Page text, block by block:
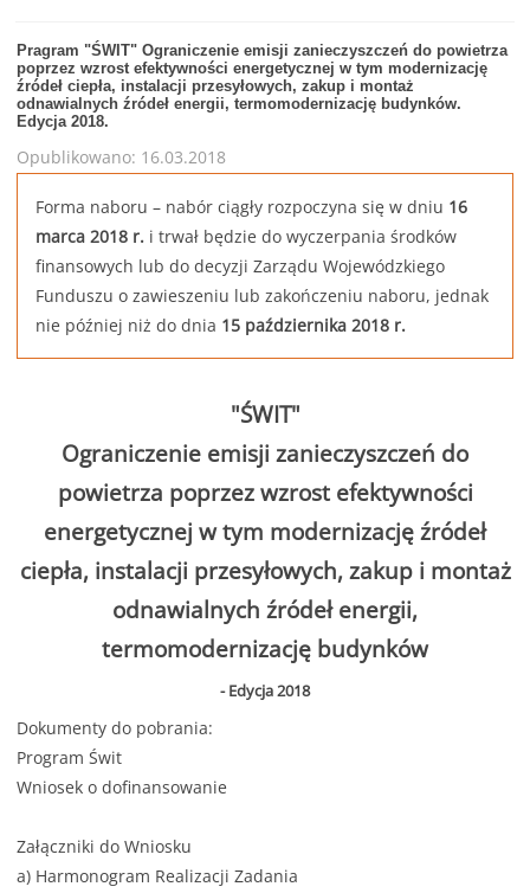
Pragram "ŚWIT" Ograniczenie emisji zanieczyszczeń do powietrza
poprzez wzrost efektywności energetycznej w tym modernizację
źródeł ciepła, instalacji przesyłowych, zakup i montaż
odnawialnych źródeł energii, termomodernizację budynków.
Edycja 2018.
Opublikowano: 16.03.2018
Forma naboru – nabór ciągły rozpoczyna się w dniu 16
marca 2018 r.i trwał będzie do wyczerpania środków
finansowych lub do decyzji Zarządu Wojewódzkiego
Funduszu o zawieszeniu lub zakończeniu naboru, jednak
nie później niż do dnia 15 października 2018 r.
"ŚWIT"
Ograniczenie emisji zanieczyszczeń do
powietrza poprzez wzrost efektywności
energetycznej w tym modernizację źródeł
ciepła, instalacji przesyłowych, zakup i montaż
odnawialnych źródeł energii,
termomodernizację budynków
- Edycja 2018
Dokumenty do pobrania:
Program Świt
Wniosek o dofinansowanie
Załączniki do Wniosku
a) Harmonogram Realizacji Zadania